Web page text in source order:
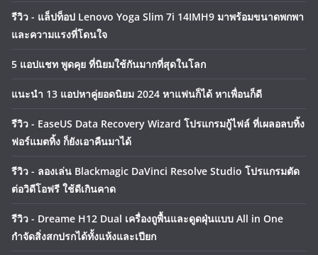
รีวิว - แล็ปท็อป Lenovo Yoga Slim 7i 14IMH9 มาพร้อมขนาดพกพา
และความแรงที่โดนใจ
5 แอปแชท พูดคุย ที่นิยมใช้กันมากที่สุดในโลก
แนะนำ 13 แอปหาคู่ยอดนิยม 2024 หาแฟนก็ได้ หาเพื่อนก็ดี
รีวิว - EaseUS Data Recovery Wizard โปรแกรมกู้ไฟล์ ที่เผลอลบทิ้ง
ฟอร์แมตทิ้ง ก็ยังเอาคืนมาได้
รีวิว - ลองเล่น Blackmagic DaVinci Resolve Studio โปรแกรมตัด
ต่อวิดีโอฟรี ใช้ดีเกินคาด
รีวิว - Dreame H12 Dual เครื่องถูพื้นและดูดฝุ่นแบบ All in One
กำจัดสิ่งสกปรกได้ทั้งแห้งและเปียก